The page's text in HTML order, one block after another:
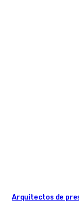
Arquitectos de